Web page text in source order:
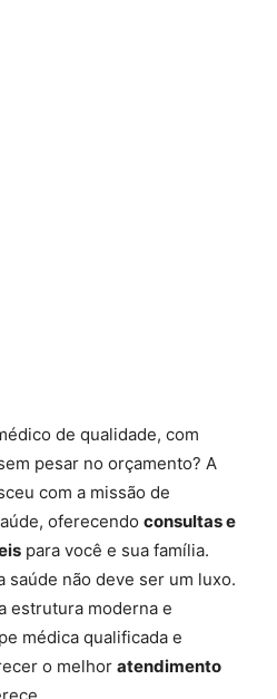
de qualidade, com
pesar no orçamento? A
com a missão de
oferecendo consultas e
para você e sua família.
saúde não deve ser um luxo.
estrutura moderna e
médica qualificada e
o melhor atendimento